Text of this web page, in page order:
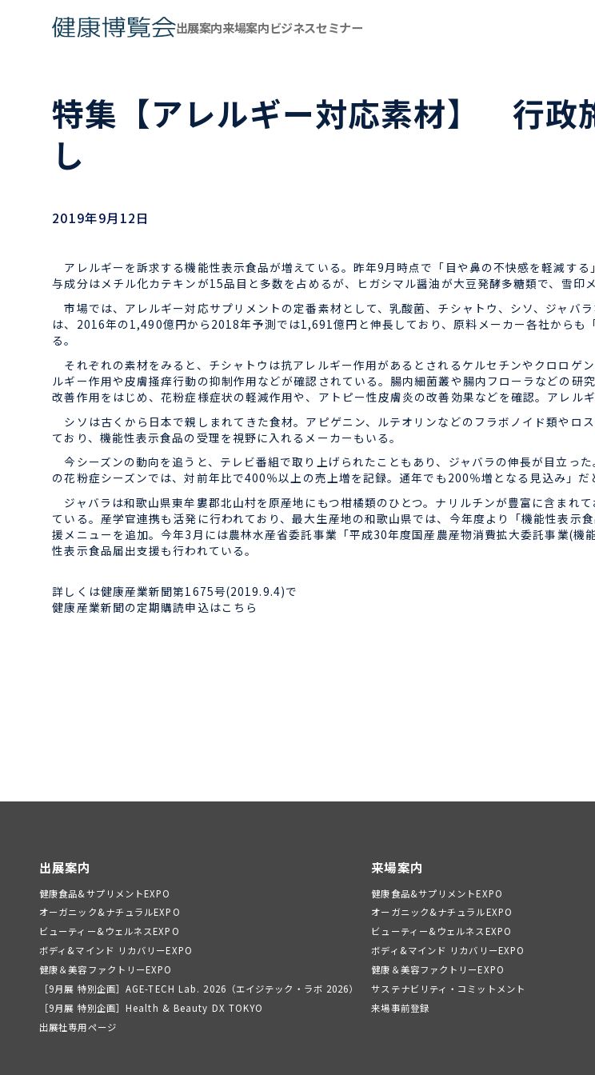
出展案内来場案内ビジネスセミナー
特集【アレルギー対応素材】 行政
し
2019年9月12日
アレルギーを訴求する機能性表示食品が増えている。昨年9月時点で「目や鼻の不快感を軽減す
与成分はメチル化カテキンが15品目と多数を占めるが、ヒガシマル醤油が大豆発酵多糖類で、雪印
市場では、アレルギー対応サプリメントの定番素材として、乳酸菌、チシャトウ、シソ、ジャバ
は、2016年の1,490億円から2018年予測では1,691億円と伸長しており、原料メーカー各社から
る。
それぞれの素材をみると、チシャトウは抗アレルギー作用があるとされるケルセチンやクロロゲ
ルギー作用や皮膚掻痒行動の抑制作用などが確認されている。腸内細菌叢や腸内フローラなどの
改善作用をはじめ、花粉症様症状の軽減作用や、アトピー性皮膚炎の改善効果などを確認。アレル
シソは古くから日本で親しまれてきた食材。アピゲニン、ルテオリンなどのフラボノイド類やロ
ており、機能性表示食品の受理を視野に入れるメーカーもいる。
今シーズンの動向を追うと、テレビ番組で取り上げられたこともあり、ジャバラの伸長が目立っ
の花粉症シーズンでは、対前年比で400％以上の売上増を記録。通年でも200％増となる見込み」だ
ジャバラは和歌山県東牟婁郡北山村を原産地にもつ柑橘類のひとつ。ナリルチンが豊富に含まれ
ている。産学官連携も活発に行われており、最大生産地の和歌山県では、今年度より「機能性表
援メニューを追加。今年3月には農林水産省委託事業「平成30年度国産農産物消費拡大委託事業(
性表示食品届出支援も行われている。
詳しくは健康産業新聞第1675号(2019.9.4)で
健康産業新聞の定期購読申込はこちら
出展案内
健康食品&サプリメントEXPO
オーガニック&ナチュラルEXPO
ビューティー&ウェルネスEXPO
ボディ&マインド リカバリーEXPO
健康＆美容ファクトリーEXPO
［9月展 特別企画］AGE-TECH Lab. 2026（エイジテック・ラボ 2026）
［9月展 特別企画］Health & Beauty DX TOKYO
出展社専用ページ
来場案内
健康食品&サプリメントEXPO
オーガニック&ナチュラルEXPO
ビューティー&ウェルネスEXPO
ボディ&マインド リカバリーEXPO
健康＆美容ファクトリーEXPO
サステナビリティ・コミットメント
来場事前登録